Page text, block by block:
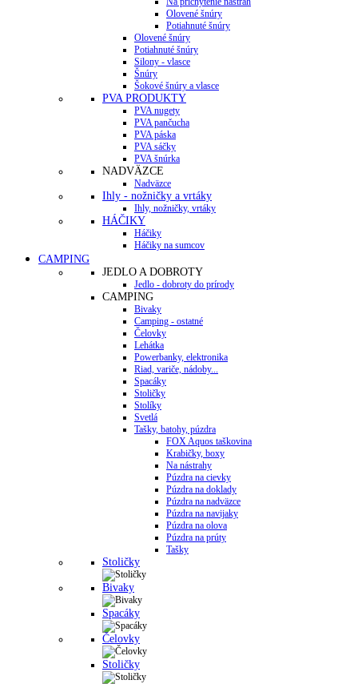
Olovené šnúry
Potiahnuté šnúry
Olovené šnúry
Potiahnuté šnúry
Silony - vlasce
Šnúry
Šokové šnúry a vlasce
PVA PRODUKTY
PVA nugety
PVA pančucha
PVA páska
PVA sáčky
PVA šnúrka
NADVÄZCE
Nadväzce
Ihly - nožničky a vrtáky
Ihly, nožničky, vrtáky
HÁČIKY
Háčiky
Háčiky na sumcov
CAMPING
JEDLO A DOBROTY
Jedlo - dobroty do prírody
CAMPING
Bivaky
Camping - ostatné
Čelovky
Lehátka
Powerbanky, elektronika
Riad, variče, nádoby...
Spacáky
Stoličky
Stolíky
Svetlá
Tašky, batohy, púzdra
FOX Aquos taškovina
Krabičky, boxy
Na nástrahy
Púzdra na cievky
Púzdra na doklady
Púzdra na nadväzce
Púzdra na navijaky
Púzdra na olova
Púzdra na prúty
Tašky
Stoličky
Bivaky
Spacáky
Čelovky
Stoličky